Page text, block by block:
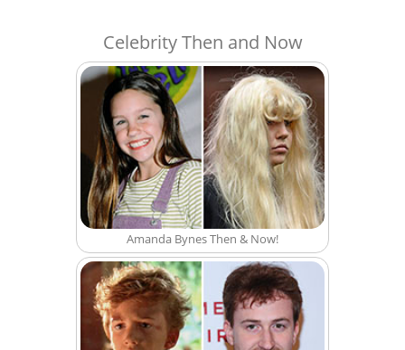
Celebrity Then and Now
Amanda Bynes Then & Now!